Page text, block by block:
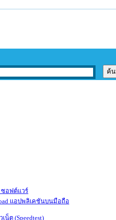
ซอฟต์แวร์
แอปพลิเคชันบนมือถือ
น็ต (Speedtest)